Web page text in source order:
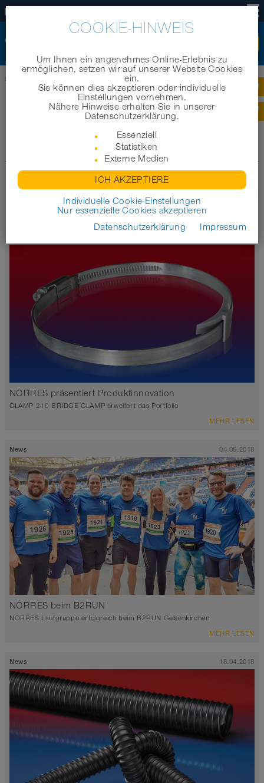
Startseite
NEWS-ARCHIV 2018
NORRES präsentiert Produktinnovation
CLAMP 210 BRIDGE CLAMP erweitert das Portfolio
MEHR LESEN
News 04.05.2018
NORRES beim B2RUN
NORRES Laufgruppe erfolgreich beim B2RUN Gelsenkirchen
MEHR LESEN
News 18.04.2018
COOKIE-HINWEIS
Um Ihnen ein angenehmes Online-Erlebnis zu
ermöglichen, setzen wir auf unserer Website Cookies
ein.
Sie können dies akzeptieren oder individuelle
Einstellungen vornehmen.
Nähere Hinweise erhalten Sie in unserer
Datenschutzerklärung.
Essenziell
Statistiken
Externe Medien
ICH AKZEPTIERE
Individuelle Cookie-Einstellungen
Nur essenzielle Cookies akzeptieren
Datenschutzerklärung
Impressum